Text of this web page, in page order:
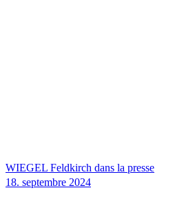
WIEGEL Feldkirch dans la presse
18. septembre 2024